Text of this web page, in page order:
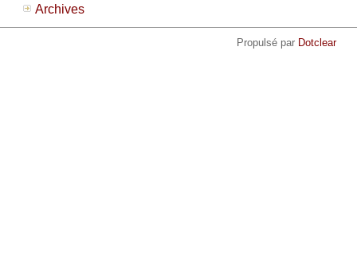
Archives
Propulsé par Dotclear